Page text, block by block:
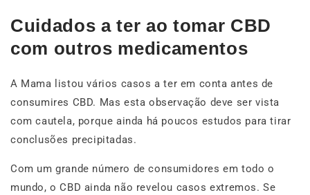
Cuidados a ter ao tomar CBD
com outros medicamentos
A Mama listou vários casos a ter em conta antes de
consumires CBD. Mas esta observação deve ser vista
com cautela, porque ainda há poucos estudos para tirar
conclusões precipitadas.
Com um grande número de consumidores em todo o
mundo, o CBD ainda não revelou casos extremos. Se